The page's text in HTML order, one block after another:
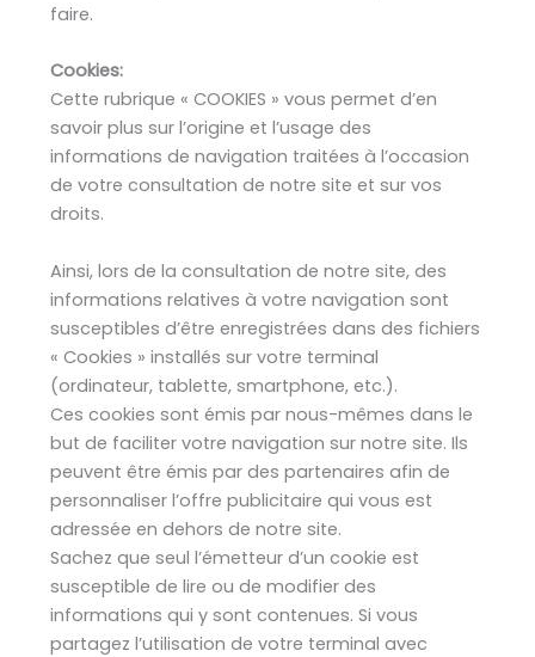
faire.
Cookies:
Cette rubrique « COOKIES » vous permet d’en
savoir plus sur l’origine et l’usage des
informations de navigation traitées à l’occasion
de votre consultation de notre site et sur vos
droits.
Ainsi, lors de la consultation de notre site, des
informations relatives à votre navigation sont
susceptibles d’être enregistrées dans des fichiers
« Cookies » installés sur votre terminal
(ordinateur, tablette, smartphone, etc.).
Ces cookies sont émis par nous-mêmes dans le
but de faciliter votre navigation sur notre site. Ils
peuvent être émis par des partenaires afin de
personnaliser l’offre publicitaire qui vous est
adressée en dehors de notre site.
Sachez que seul l’émetteur d’un cookie est
susceptible de lire ou de modifier des
informations qui y sont contenues. Si vous
partagez l’utilisation de votre terminal avec